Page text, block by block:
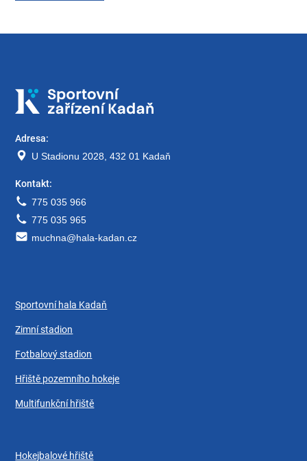
Adresa:
U Stadionu 2028, 432 01 Kadaň
Kontakt:
775 035 966
775 035 965
muchna@hala-kadan.cz
Sportovní hala Kadaň
Zimní stadion
Fotbalový stadion
Hřiště pozemního hokeje
Multifunkční hřiště
Hokejbalové hřiště